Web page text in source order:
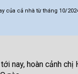
của cả nhà từ tháng 10/
nay, hoàn cảnh chị